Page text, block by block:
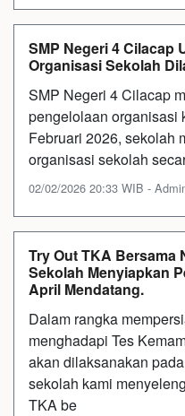
SMP Negeri 4 Cilacap
Organisasi Sekolah
SMP Negeri 4 Cilacap
pengelolaan organisasi
Februari 2026, sekolah
organisasi sekolah
02/02/2026 20:33 WIB -
Try Out TKA
Sekolah Menyiapkan
April Mendatang.
Dalam rangka
menghadapi Tes
akan dilaksanakan
sekolah kami
TKA be